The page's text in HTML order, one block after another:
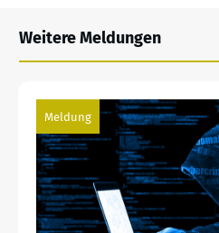
Weitere Meldungen
Meldung